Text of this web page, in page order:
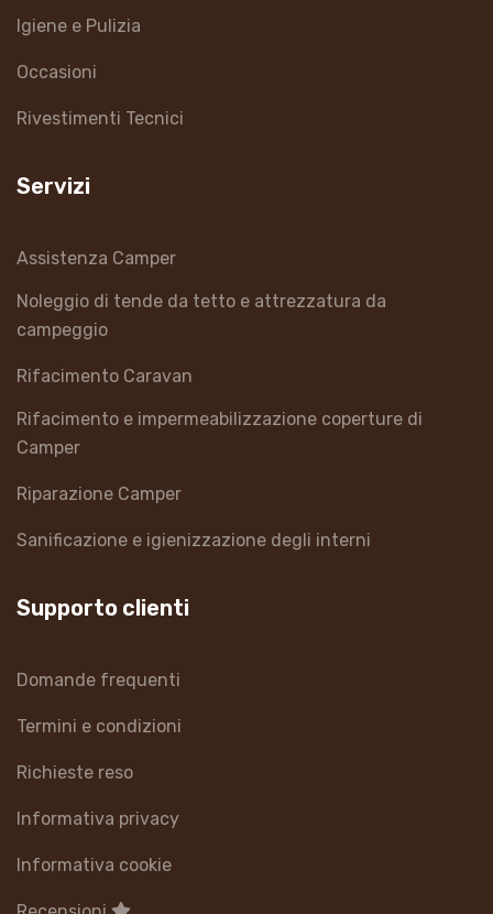
Igiene e Pulizia
Occasioni
Rivestimenti Tecnici
Servizi
Assistenza Camper
Noleggio di tende da tetto e attrezzatura da
campeggio
Rifacimento Caravan
Rifacimento e impermeabilizzazione coperture di
Camper
Riparazione Camper
Sanificazione e igienizzazione degli interni
Supporto clienti
Domande frequenti
Termini e condizioni
Richieste reso
Informativa privacy
Informativa cookie